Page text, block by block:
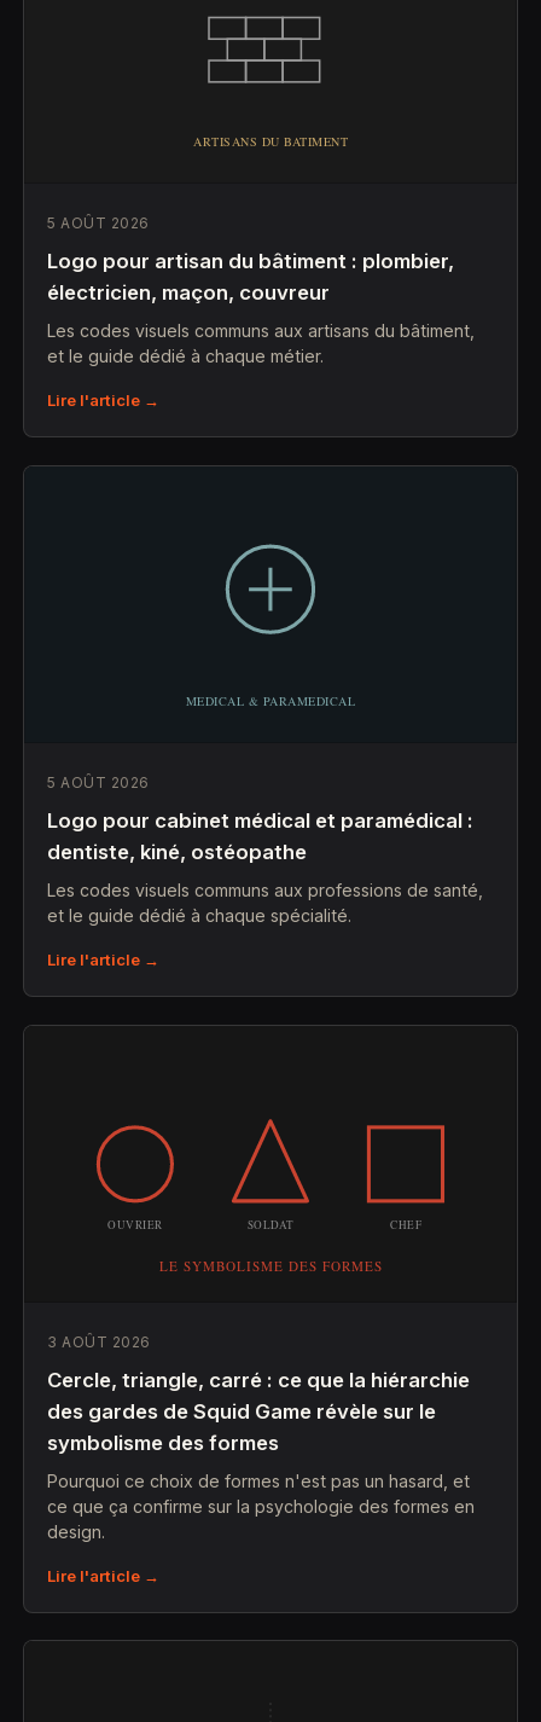
5 AOÛT 2026
Logo pour artisan du bâtiment : plombier,
électricien, maçon, couvreur
Les codes visuels communs aux artisans du bâtiment,
et le guide dédié à chaque métier.
Lire l'article →
5 AOÛT 2026
Logo pour cabinet médical et paramédical :
dentiste, kiné, ostéopathe
Les codes visuels communs aux professions de santé,
et le guide dédié à chaque spécialité.
Lire l'article →
3 AOÛT 2026
Cercle, triangle, carré : ce que la hiérarchie
des gardes de Squid Game révèle sur le
symbolisme des formes
Pourquoi ce choix de formes n'est pas un hasard, et
ce que ça confirme sur la psychologie des formes en
design.
Lire l'article →